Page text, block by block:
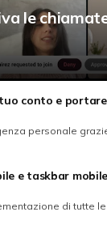
le
conto e
personale
e taskbar
di tutte